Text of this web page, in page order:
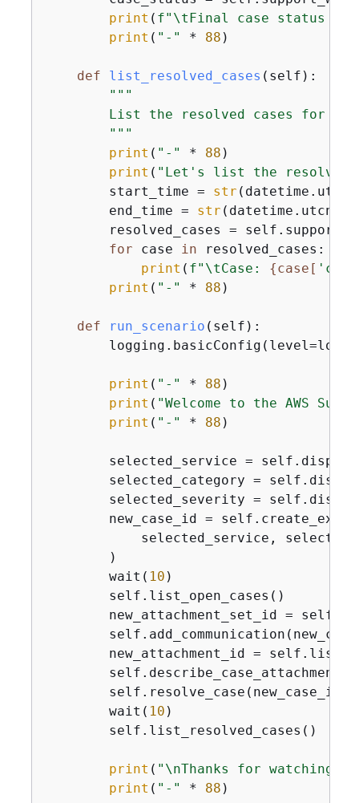
print ( f"\tFinal case status is
print ( "-" * 88 )
def list_resolved_cases ( self ):
"""
List the resolved cases for
        """
print ( "-" * 88 )
print ( "Let's list the resolved
        start_time =
str
        end_time =
str
resolved_cases =
for case in resolved_cases:
print ( f"\tCase: {case[
print ( "-" * 88 )
def run_scenario ( self ):
print ( "-" * 88 )
print ( "Welcome to the AWS
print ( "-" * 88 )
selected_service =
selected_category =
selected_severity =
new_case_id =
selected_service,
        )
        wait(
10 )
        self.list_open_cases()
new_attachment_set_id =
new_attachment_id =
        self.resolve_case(new_case_id)
        wait(
10 )
        self.list_resolved_cases()
print ( "\nThanks for watching!"
print ( "-" * 88 )